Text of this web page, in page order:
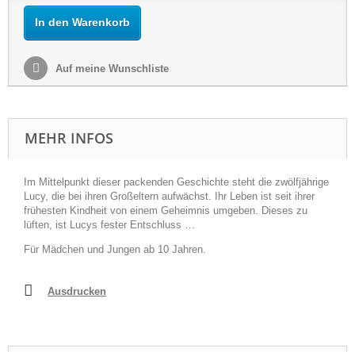
In den Warenkorb
Auf meine Wunschliste
MEHR INFOS
Im Mittelpunkt dieser packenden Geschichte steht die zwölfjährige
Lucy, die bei ihren Großeltern aufwächst. Ihr Leben ist seit ihrer
frühesten Kindheit von einem Geheimnis umgeben. Dieses zu
lüften, ist Lucys fester Entschluss …
Für Mädchen und Jungen ab 10 Jahren.
Ausdrucken